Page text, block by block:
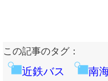
この記事のタグ：
近鉄バス 南